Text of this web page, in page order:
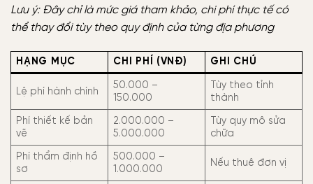
Lưu ý: Đây chỉ là mức giá tham khảo, chi phí thực tế có
thể thay đổi tùy theo quy định của từng địa phương
HẠNG MỤC CHI PHÍ (VNĐ) GHI CHÚ
Lệ phí hành chính
50.000 –
150.000
Tùy theo tỉnh
thành
Phí thiết kế bản
vẽ
2.000.000 –
5.000.000
Tùy quy mô sửa
chữa
Phí thẩm định hồ
sơ
500.000 –
1.000.000
Nếu thuê đơn vị